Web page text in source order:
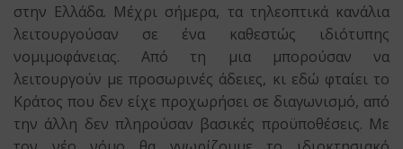
στην Ελλάδα. Μέχρι σήμερα, τα τηλεοπτικά κανάλια
λειτουργούσαν σε ένα καθεστώς ιδιότυπης
νομιμοφάνειας. Από τη μια μπορούσαν να
λειτουργούν με προσωρινές άδειες, κι εδώ φταίει το
Κράτος που δεν είχε προχωρήσει σε διαγωνισμό, από
την άλλη δεν πληρούσαν βασικές προϋποθέσεις. Με